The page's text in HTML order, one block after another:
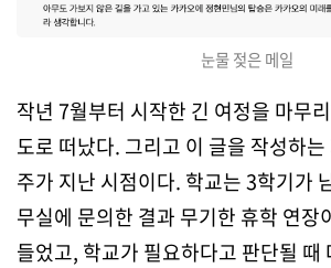
눈물 젖은 메일
작년 7월부터 시작한 긴 여정을 마무
도로 떠났다. 그리고 이 글을 작성하
주가 지난 시점이다. 학교는 3학기가
무실에 문의한 결과 무기한 휴학 연장
들었고, 학교가 필요하다고 판단될 때